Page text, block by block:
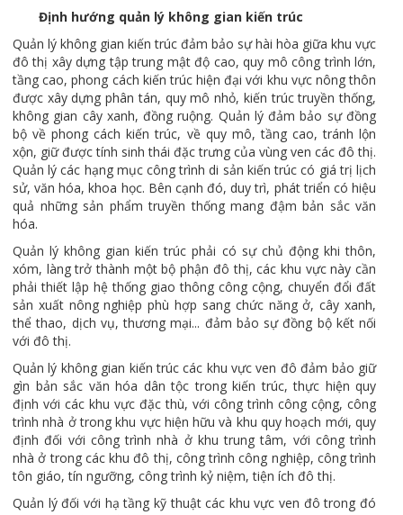
Định hướng quản lý không gian kiến trúc
Quản lý không gian kiến trúc đảm bảo sự hài hòa giữa khu vực
đô thị xây dựng tập trung mật độ cao, quy mô công trình lớn,
tầng cao, phong cách kiến trúc hiện đại với khu vực nông thôn
được xây dựng phân tán, quy mô nhỏ, kiến trúc truyền thống,
không gian cây xanh, đồng ruộng. Quản lý đảm bảo sự đồng
bộ về phong cách kiến trúc, về quy mô, tầng cao, tránh lộn
xộn, giữ được tính sinh thái đặc trưng của vùng ven các đô thị.
Quản lý các hạng mục công trình di sản kiến trúc có giá trị lịch
sử, văn hóa, khoa học. Bên cạnh đó, duy trì, phát triển có hiệu
quả những sản phẩm truyền thống mang đậm bản sắc văn
hóa.
Quản lý không gian kiến trúc phải có sự chủ động khi thôn,
xóm, làng trở thành một bộ phận đô thị, các khu vực này cần
phải thiết lập hệ thống giao thông công cộng, chuyển đổi đất
sản xuất nông nghiệp phù hợp sang chức năng ở, cây xanh,
thể thao, dịch vụ, thương mại... đảm bảo sự đồng bộ kết nối
với đô thị.
Quản lý không gian kiến trúc các khu vực ven đô đảm bảo giữ
gìn bản sắc văn hóa dân tộc trong kiến trúc, thực hiện quy
định với các khu vực đặc thù, với công trình công cộng, công
trình nhà ở trong khu vực hiện hữu và khu quy hoạch mới, quy
định đối với công trình nhà ở khu trung tâm, với công trình
nhà ở trong các khu đô thị, công trình công nghiệp, công trình
tôn giáo, tín ngưỡng, công trình kỷ niệm, tiện ích đô thị.
Quản lý đối với hạ tầng kỹ thuật các khu vực ven đô trong đó